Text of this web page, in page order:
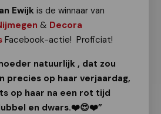
Ewijk is de winnaar van
& Decora
Facebook-actie! Proficiat!
natuurlijk , dat zou
precies op haar verjaardag,
op haar na een rot tijd
en dwars.❤️😍❤️”